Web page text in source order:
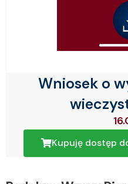
Wniosek o
Kupuję dostęp